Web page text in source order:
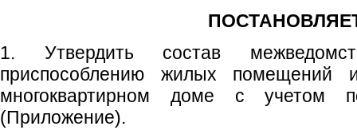
1. Утвердить состав
приспособлению жилых
многоквартирном доме с учетом
(Приложение).